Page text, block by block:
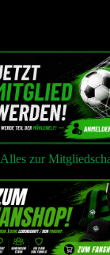
Alles zur